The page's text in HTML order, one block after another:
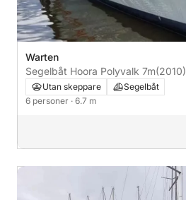
Warten
Segelbåt Hoora Polyvalk 7m(2010)
Utan skeppare
Segelbåt
6 personer · 6.7 m